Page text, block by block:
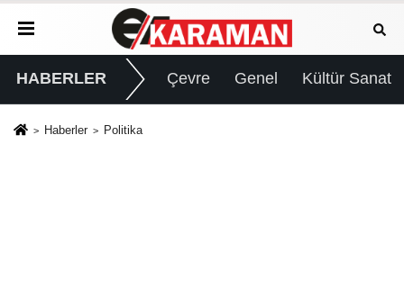
HABERLER Çevre Genel Kültür Sanat
Haberler Politika